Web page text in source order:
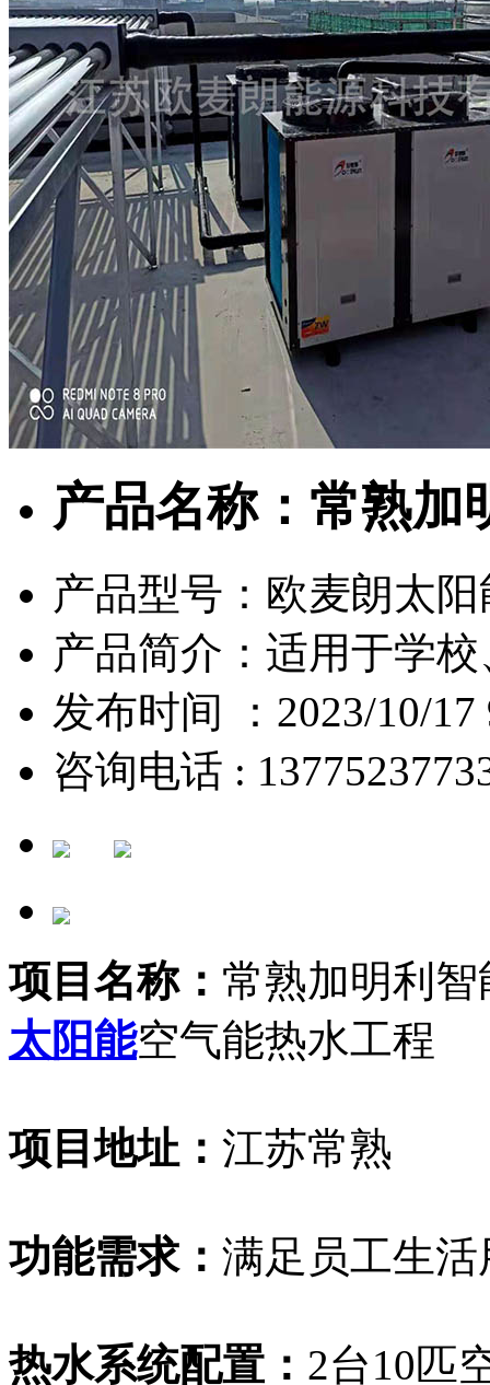
产品名称：常熟加
产品型号：欧麦朗太
产品简介：适用于学
发布时间 ：2023/10/17
咨询电话 :
项目名称： 常熟加明利
太阳能空气能热水工程
项目地址： 江苏常熟
功能需求： 满足员工生
热水系统配置： 2台10匹